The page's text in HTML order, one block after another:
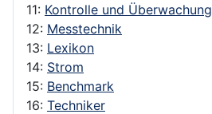
11: Kontrolle und Überwachung
12: Messtechnik
13: Lexikon
14: Strom
15: Benchmark
16: Techniker